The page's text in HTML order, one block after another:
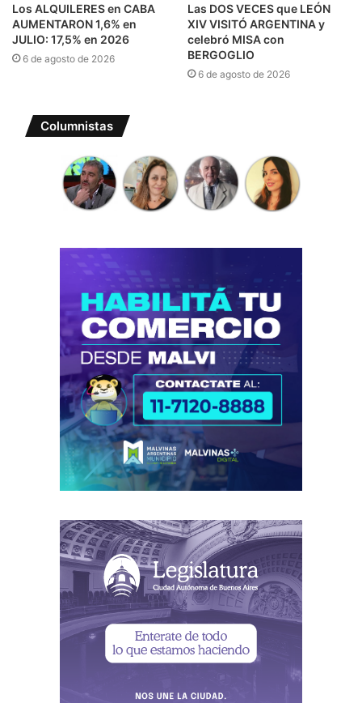
Los ALQUILERES en CABA
AUMENTARON 1,6% en
JULIO: 17,5% en 2026
6 de agosto de 2026
Las DOS VECES que LEÓN
XIV VISITÓ ARGENTINA y
celebró MISA con
BERGOGLIO
6 de agosto de 2026
Columnistas